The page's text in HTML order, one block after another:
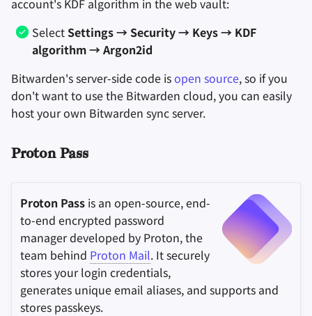
SelectSettings → Security → Keys → KDF
algorithm → Argon2id
Bitwarden's server-side code isopen source, so if you
don't want to use the Bitwarden cloud, you can easily
host your own Bitwarden sync server.
Proton Pass
Proton Pass is an open-source, end-
to-end encrypted password
manager developed by Proton, the
team behind Proton Mail. It securely
stores your login credentials,
generates unique email aliases, and supports and
stores passkeys.